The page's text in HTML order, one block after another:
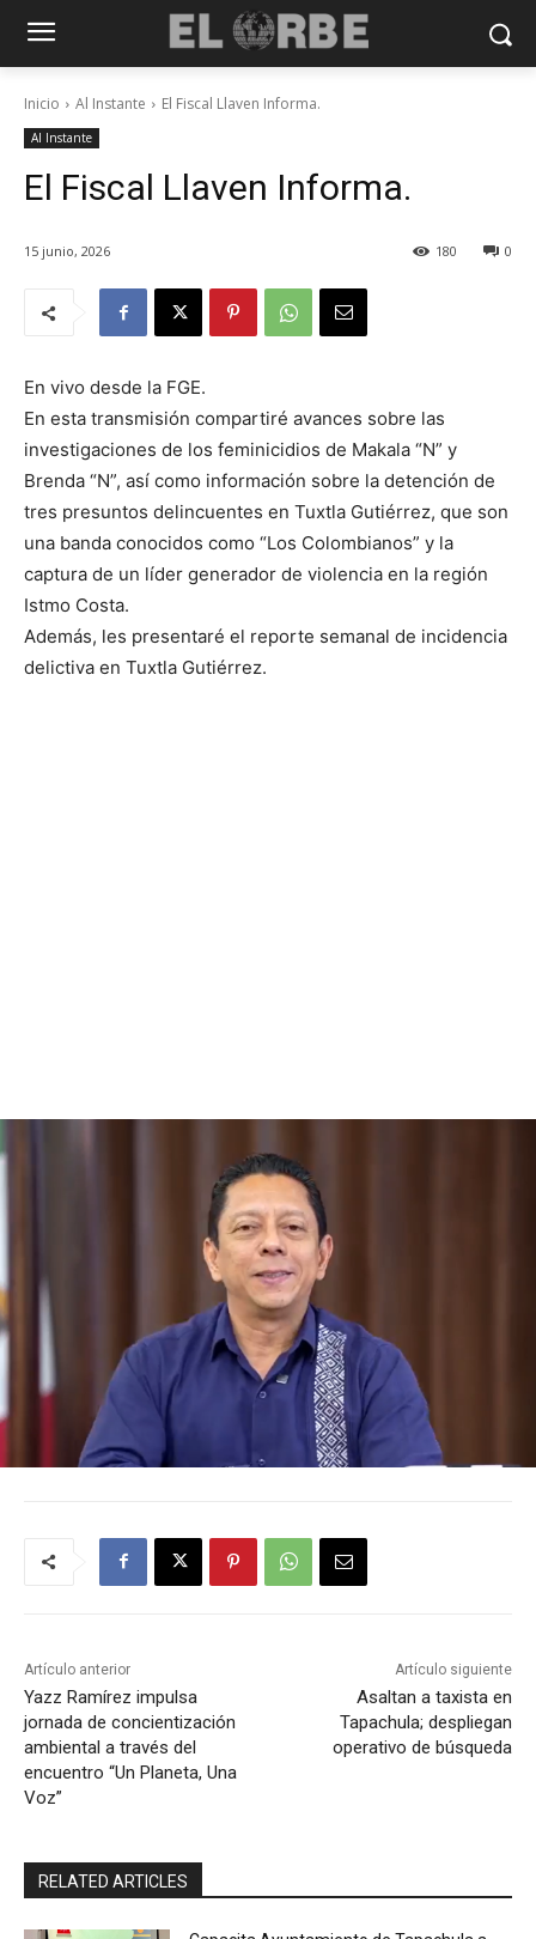
Inicio Al Instante El Fiscal Llaven Informa.
Al Instante
El Fiscal Llaven Informa.
15 junio, 2026 0
180
En vivo desde la FGE.
En esta transmisión compartiré avances sobre las
investigaciones de los feminicidios de Makala “N” y
Brenda “N”, así como información sobre la detención de
tres presuntos delincuentes en Tuxtla Gutiérrez, que son
una banda conocidos como “Los Colombianos” y la
captura de un líder generador de violencia en la región
Istmo Costa.
Además, les presentaré el reporte semanal de incidencia
delictiva en Tuxtla Gutiérrez.
Artículo anterior
Yazz Ramírez impulsa
jornada de concientización
ambiental a través del
encuentro “Un Planeta, Una
Voz”
Artículo siguiente
Asaltan a taxista en
Tapachula; despliegan
operativo de búsqueda
RELATED ARTICLES